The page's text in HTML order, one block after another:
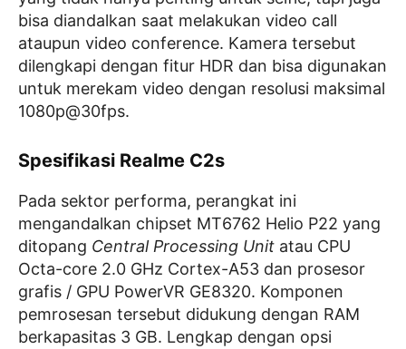
bisa diandalkan saat melakukan video call
ataupun video conference. Kamera tersebut
dilengkapi dengan fitur HDR dan bisa digunakan
untuk merekam video dengan resolusi maksimal
1080p@30fps.
Spesifikasi Realme C2s
Pada sektor performa, perangkat ini
mengandalkan chipset MT6762 Helio P22 yang
ditopang Central Processing Unit atau CPU
Octa-core 2.0 GHz Cortex-A53 dan prosesor
grafis / GPU PowerVR GE8320. Komponen
pemrosesan tersebut didukung dengan RAM
berkapasitas 3 GB. Lengkap dengan opsi